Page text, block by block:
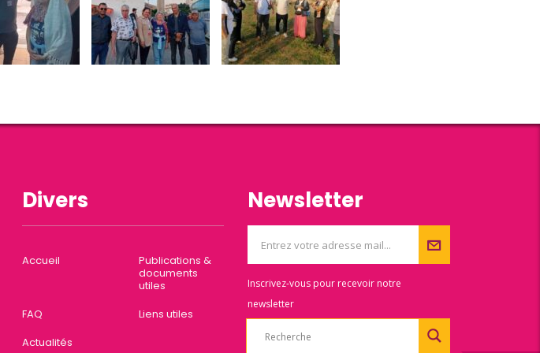
Divers
Accueil
Publications &
documents
utiles
FAQ
Liens utiles
Actualités
Newsletter
Inscrivez-vous pour recevoir notre
newsletter